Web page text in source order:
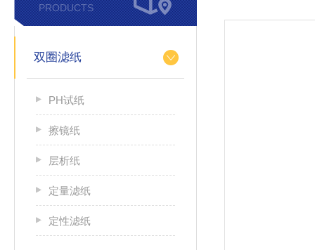
PRODUCTS
双圈滤纸
PH试纸
擦镜纸
层析纸
定量滤纸
定性滤纸